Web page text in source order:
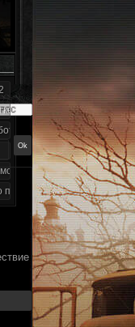
за июнь 2020
проделанной работе